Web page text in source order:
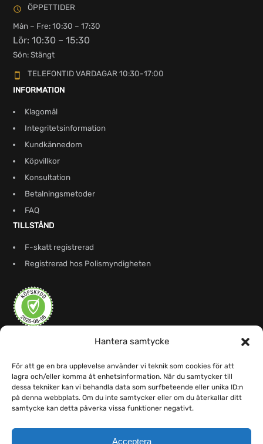
Hantera samtycke
För att ge en bra upplevelse använder vi teknik som cookies för att
lagra och/eller komma åt enhetsinformation. När du samtycker till
dessa tekniker kan vi behandla data som surfbeteende eller unika ID:n
på denna webbplats. Om du inte samtycker eller om du återkallar ditt
samtycke kan detta påverka vissa funktioner negativt.
Acceptera
ÖPPETTIDER
Mån – Fre: 10:30 – 17:30
Lör: 10:30 – 15:30
Sön: Stängt
TELEFONTID VARDAGAR 10:30-17:00
INFORMATION
Klagomål
Integritetsinformation
Kundkännedom
Köpvillkor
Konsultation
Betalningsmetoder
FAQ
TILLSTÅND
F-skatt registrerad
Registrerad hos Polismyndigheten